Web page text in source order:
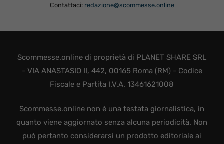
Contattaci: redazione@scommesse.online
Scommesse.online di proprietà di PLANET SHARE SRL
- VIA ANASTASIO II, 442, 00165 Roma (RM) - Codice
Fiscale e Partita I.V.A. 13461621008
Scommesse.online non è una testata giornalistica, in
quanto viene aggiornato senza alcuna periodicità. Non
può pertanto considerarsi un prodotto editoriale ai